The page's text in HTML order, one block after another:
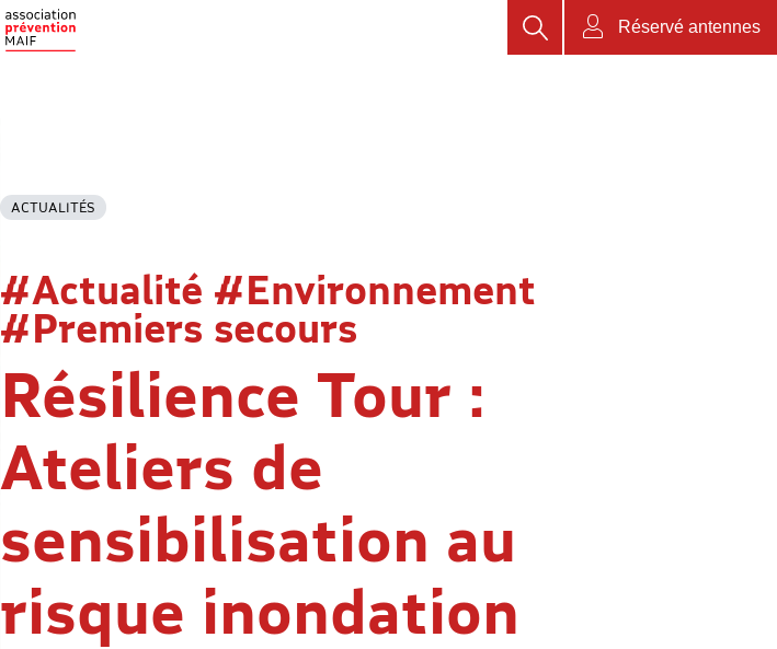
Réservé antennes
Rechercher
ACTUALITÉS
#Actualité #Environnement
#Premiers secours
Résilience Tour :
Ateliers de
sensibilisation au
risque inondation